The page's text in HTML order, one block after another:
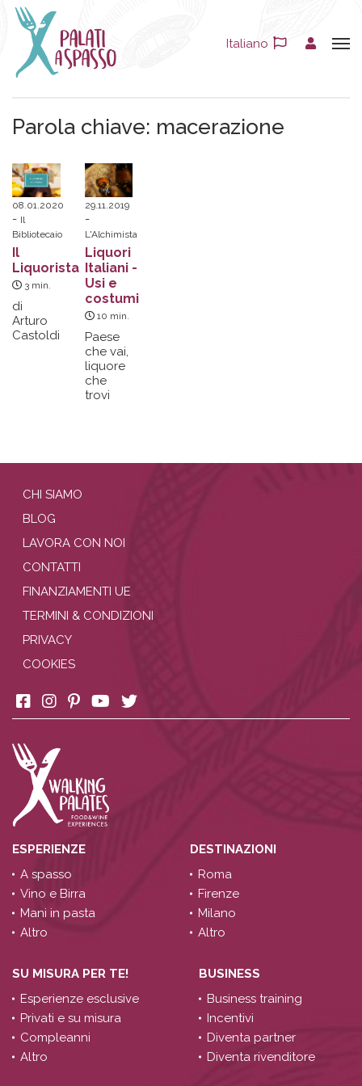
Italiano
Parola chiave: macerazione
08.01.2020
Il
Bibliotecaio
Il
Liquorista
3 min.
di
Arturo
Castoldi
29.11.2019
L'Alchimista
Liquori
Italiani -
Usi e
costumi
10 min.
Paese
che vai,
liquore
che
trovi
CHI SIAMO
BLOG
LAVORA CON NOI
CONTATTI
FINANZIAMENTI UE
TERMINI & CONDIZIONI
PRIVACY
COOKIES
ESPERIENZE
A spasso
Vino e Birra
Mani in pasta
Altro
DESTINAZIONI
Roma
Firenze
Milano
Altro
SU MISURA PER TE!
Esperienze esclusive
Privati e su misura
Compleanni
Altro
BUSINESS
Business training
Incentivi
Diventa partner
Diventa rivenditore